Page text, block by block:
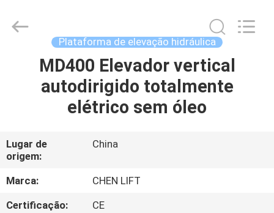
PARA
CASA
SOBRE
NÓS
MACHINERY
Plataforma de elevação hidráulica
MD400 Elevador vertical
autodirigido totalmente
elétrico sem óleo
Lugar de
origem:
China
Marca:
CHEN LIFT
Certificação:
CE